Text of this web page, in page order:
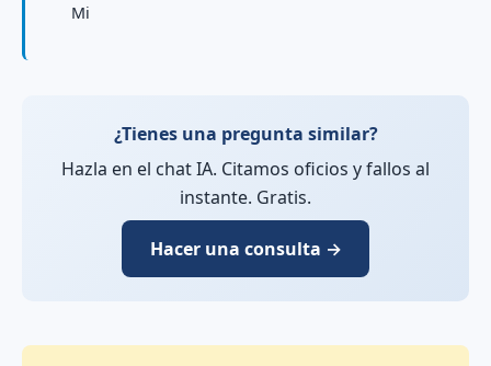
Mi
¿Tienes una pregunta similar?
Hazla en el chat IA. Citamos oficios y fallos al
instante. Gratis.
Hacer una consulta →